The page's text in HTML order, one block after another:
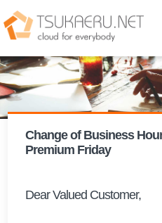
Change of Business
Premium Friday
Dear Valued Customer,